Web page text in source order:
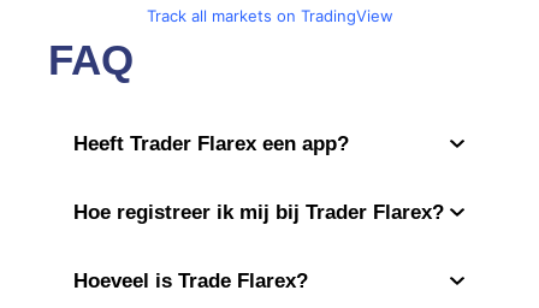
Track all markets on TradingView
FAQ
Heeft Trader Flarex een app?
Hoe registreer ik mij bij Trader Flarex?
Hoeveel is Trade Flarex?